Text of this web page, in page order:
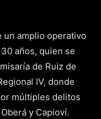
un amplio operativo
años, quien se
de Ruiz de
IV, donde
múltiples delitos
y Capioví.